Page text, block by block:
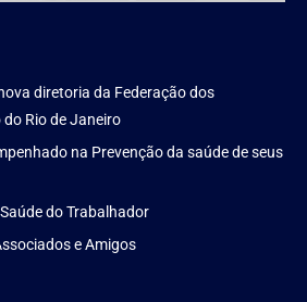
diretoria da Federação dos
Rio de Janeiro
na Prevenção da saúde de seus
do Trabalhador
e Amigos